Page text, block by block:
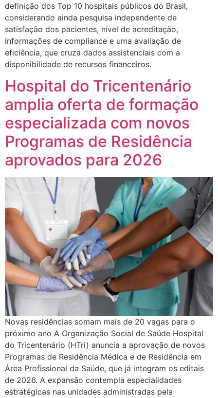
definição dos Top 10 hospitais públicos do Brasil,
considerando ainda pesquisa independente de
satisfação dos pacientes, nível de acreditação,
informações de compliance e uma avaliação de
eficiência, que cruza dados assistenciais com a
disponibilidade de recursos financeiros.
Hospital do Tricentenário
amplia oferta de formação
especializada com novos
Programas de Residência
aprovados para 2026
Novas residências somam mais de 20 vagas para o
próximo ano A Organização Social de Saúde Hospital
do Tricentenário (HTri) anuncia a aprovação de novos
Programas de Residência Médica e de Residência em
Área Profissional da Saúde, que já integram os editais
de 2026. A expansão contempla especialidades
estratégicas nas unidades administradas pela